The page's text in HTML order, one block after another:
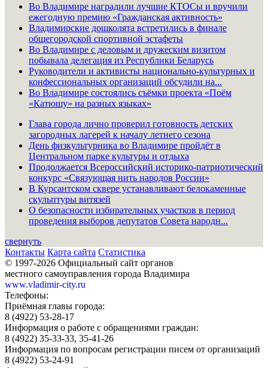
Во Владимире наградили лучшие КТОСы и вручили
ежегодную премию «Гражданская активность»
Владимирские дошколята встретились в финале
общегородской спортивной эстафеты
Во Владимире с деловым и дружеским визитом
побывала делегация из Республики Беларусь
Руководители и активисты национально-культурных и
конфессиональных организаций обсудили на...
Во Владимире состоялись съёмки проекта «Поём
«Катюшу» на разных языках»
Глава города лично проверил готовность детских
загородных лагерей к началу летнего сезона
День физкультурника во Владимире пройдёт в
Центральном парке культуры и отдыха
Продолжается Всероссийский историко-патриотический
конкурс «Связующая нить народов России»
В Курсантском сквере устанавливают белокаменные
скульптуры витязей
О безопасности избирательных участков в период
проведения выборов депутатов Совета народн...
свернуть
Контакты Карта сайта Статистика
© 1997-2026 Официальный сайт органов
местного самоуправления города Владимира
www.vladimir-city.ru
Телефоны:
Приёмная главы города:
8 (4922) 53-28-17
Информация о работе с обращениями граждан:
8 (4922) 35-33-33, 35-41-26
Информация по вопросам регистрации писем от организаций
8 (4922) 53-24-91